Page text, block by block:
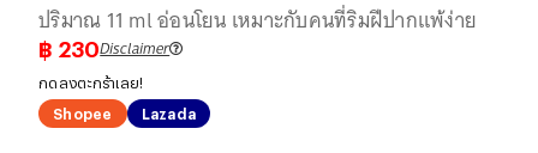
ปริมาณ 11 ml อ่อนโยน เหมาะกับคนที่ริมฝีปากแพ้ง่าย
฿ 230Disclaimer
กดลงตะกร้าเลย!
Shopee
Lazada